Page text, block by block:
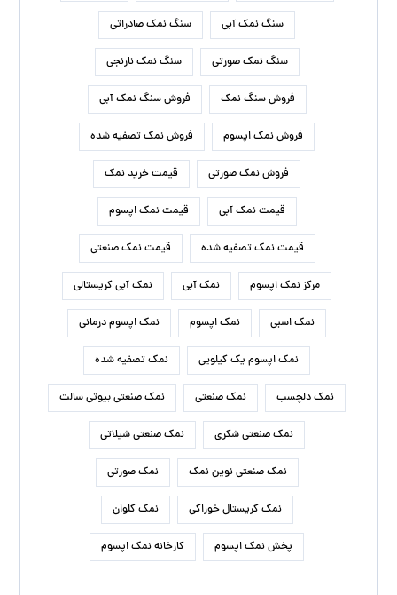
سنگ نمک آبی سنگ نمک صادراتی
سنگ نمک صورتی سنگ نمک نارنجی
فروش سنگ نمک فروش سنگ نمک آبی
فروش نمک اپسوم فروش نمک تصفیه شده
فروش نمک صورتی قیمت خرید نمک
قیمت نمک آبی قیمت نمک اپسوم
قیمت نمک تصفیه شده قیمت نمک صنعتی
مرکز نمک اپسوم نمک آبی نمک آبی کریستالی
نمک اسبی نمک اپسوم نمک اپسوم درمانی
نمک اپسوم یک کیلویی نمک تصفیه شده
نمک دلچسب نمک صنعتی نمک صنعتی بیوتی سالت
نمک صنعتی شکری نمک صنعتی شیلاتی
نمک صنعتی نوین نمک نمک صورتی
نمک کریستال خوراکی نمک کلوان
پخش نمک اپسوم کارخانه نمک اپسوم